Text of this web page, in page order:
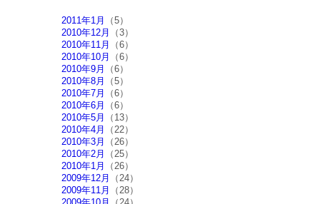
2011年1月
（5）
2010年12月
（3）
2010年11月
（6）
2010年10月
（6）
2010年9月
（6）
2010年8月
（5）
2010年7月
（6）
2010年6月
（6）
2010年5月
（13）
2010年4月
（22）
2010年3月
（26）
2010年2月
（25）
2010年1月
（26）
2009年12月
（24）
2009年11月
（28）